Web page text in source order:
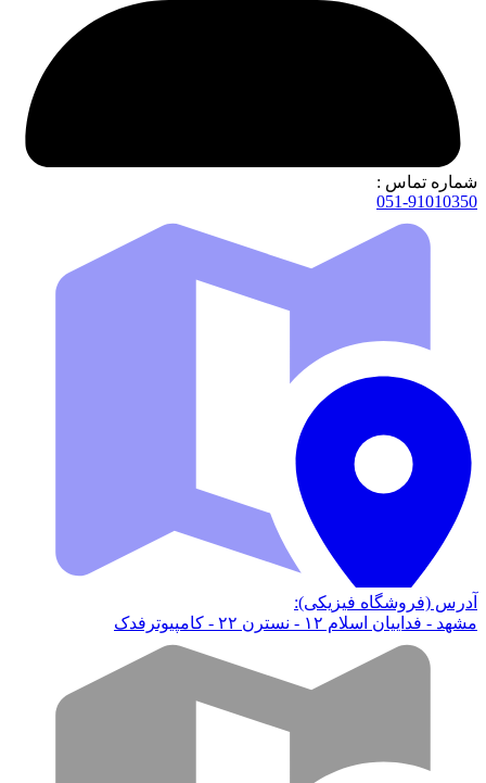
شماره تماس :
051-91010350
آدرس (فروشگاه فیزیکی):
مشهد - فداییان اسلام ۱۲ - نسترن ۲۲ - کامپیوترفدک